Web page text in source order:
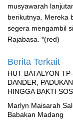
musyawarah
berikutnya. Mereka
segera mengambil
Rajabasa. *(red)
Berita Terkait
HUT BATALYON
DANDER,
HINGGA BAKTI
Marlyn Maisarah
Babakan Madang